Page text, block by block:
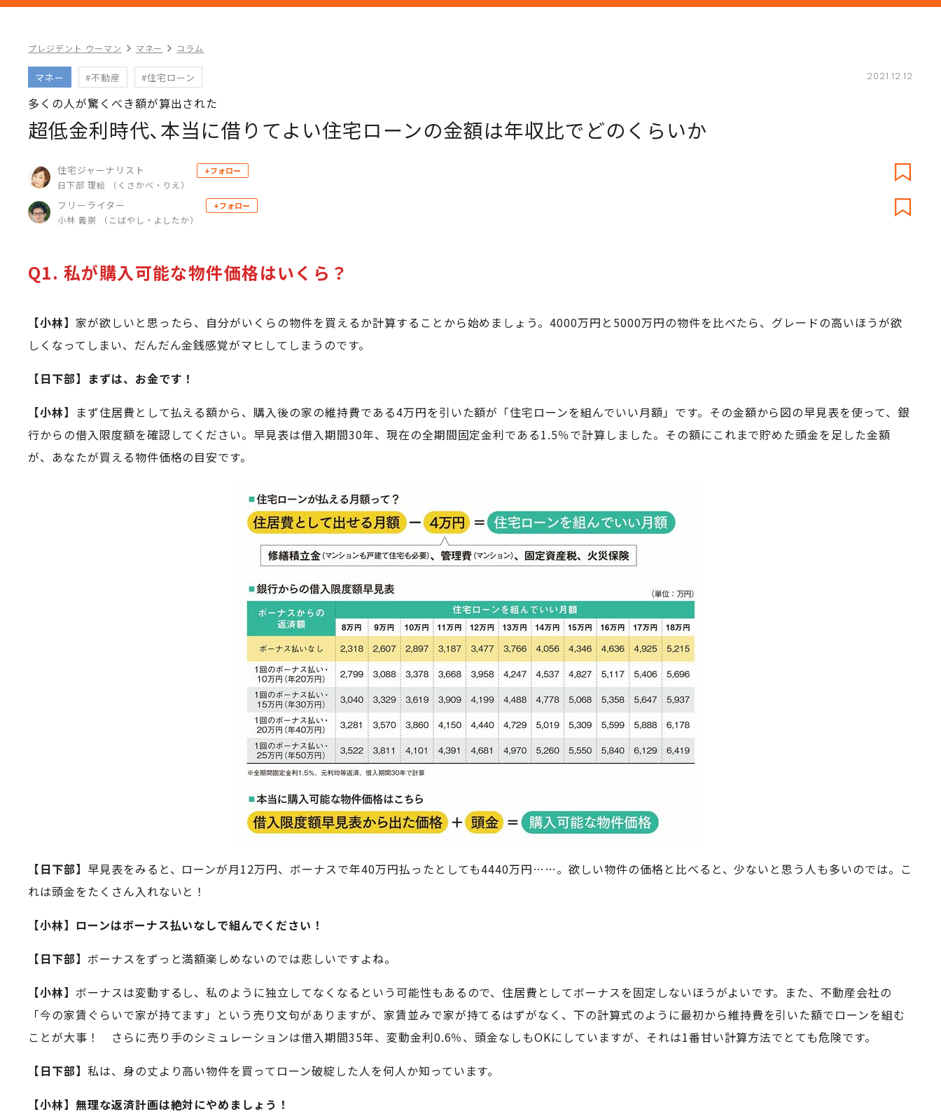
プレジデント ウーマン マネー コラム
マネー #不動産 #住宅ローン 2021.12.12
多くの人が驚くべき額が算出された
超低金利時代､本当に借りてよい住宅ローンの金額は年収比でどのくらいか
住宅ジャーナリスト
日下部 理絵 （くさかべ・りえ）
+フォロー
フリーライター
小林 義崇 （こばやし・よしたか）
+フォロー
Q1. 私が購入可能な物件価格はいくら？
【小林】 家が欲しいと思ったら、自分がいくらの物件を買えるか計算することから始めましょう。4000万円と5000万円の物件を比べたら、グレードの高いほうが欲
しくなってしまい、だんだん金銭感覚がマヒしてしまうのです。
【日下部】まずは、お金です！
【小林】 まず住居費として払える額から、購入後の家の維持費である4万円を引いた額が「住宅ローンを組んでいい月額」です。その金額から図の早見表を使って、銀
行からの借入限度額を確認してください。早見表は借入期間30年、現在の全期間固定金利である1.5％で計算しました。その額にこれまで貯めた頭金を足した金額
が、あなたが買える物件価格の目安です。
【日下部】 早見表をみると、ローンが月12万円、ボーナスで年40万円払ったとしても4440万円……。欲しい物件の価格と比べると、少ないと思う人も多いのでは。こ
れは頭金をたくさん入れないと！
【小林】ローンはボーナス払いなしで組んでください！
【日下部】 ボーナスをずっと満額楽しめないのでは悲しいですよね。
【小林】 ボーナスは変動するし、私のように独立してなくなるという可能性もあるので、住居費としてボーナスを固定しないほうがよいです。また、不動産会社の
「今の家賃ぐらいで家が持てます」という売り文句がありますが、家賃並みで家が持てるはずがなく、下の計算式のように最初から維持費を引いた額でローンを組む
ことが大事！ さらに売り手のシミュレーションは借入期間35年、変動金利0.6％、頭金なしもOKにしていますが、それは1番甘い計算方法でとても危険です。
【日下部】 私は、身の丈より高い物件を買ってローン破綻した人を何人か知っています。
【小林】無理な返済計画は絶対にやめましょう！